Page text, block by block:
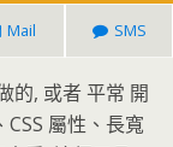
Mail SMS
的, 或者 平常 開
屬性、長寬